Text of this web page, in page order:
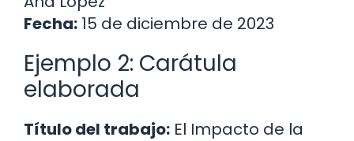
Fecha: 15 de diciembre de 2023
Ejemplo 2: Carátula
elaborada
Título del trabajo: El Impacto de la